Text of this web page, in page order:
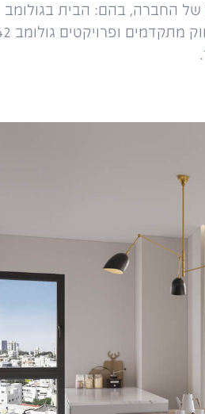
של החברה, בהם: הבית בגולומב
שנמצא בשלבי ביצוע ושיווק